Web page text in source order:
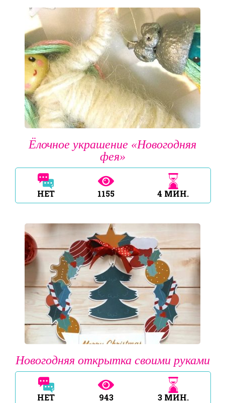
Ёлочное украшение «Новогодняя
фея»
НЕТ 1155 4 МИН.
Новогодняя открытка своими руками
НЕТ 943 3 МИН.